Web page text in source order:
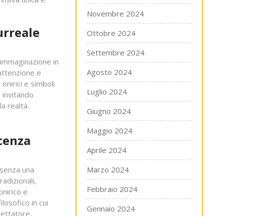
in
e
e simboli
realtà.
una
e
in cui
Novembre 2024
Ottobre 2024
Settembre 2024
Agosto 2024
Luglio 2024
Giugno 2024
Maggio 2024
Aprile 2024
Marzo 2024
Febbraio 2024
Gennaio 2024